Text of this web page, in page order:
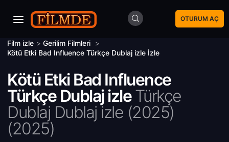
OTURUM AÇ
Film izle > Gerilim Filmleri >
Kötü Etki Bad Influence Türkçe Dublaj izle İzle
Kötü Etki Bad Influence
Türkçe Dublaj izleTürkçe
Dublaj Dublaj izle (2025)
(2025)